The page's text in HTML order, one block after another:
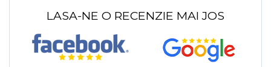
LASA-NE O RECENZIE MAI JOS